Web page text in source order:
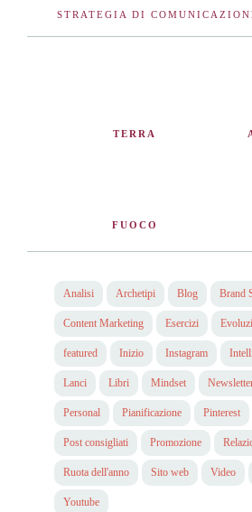
STRATEGIA DI
TERRA
FUOCO
Analisi Archetipi Blog Brand
Content Marketing Esercizi
featured Inizio Instagram
Lanci Libri Mindset
Personal Pianificazione Pinterest
Post consigliati Promozione
Ruota dell'anno Sito web Video
Youtube